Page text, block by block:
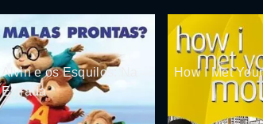
Alvin e os Esquilos: Na
Estrada
How I Met